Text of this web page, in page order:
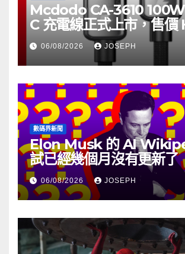
Mcdodo CA-3610
C 充電線正式上市，售價
06/08/2026 JOSEPH
數碼界新聞
Elon Musk 的 AI
試已經幾個月沒有更新了
06/08/2026 JOSEPH